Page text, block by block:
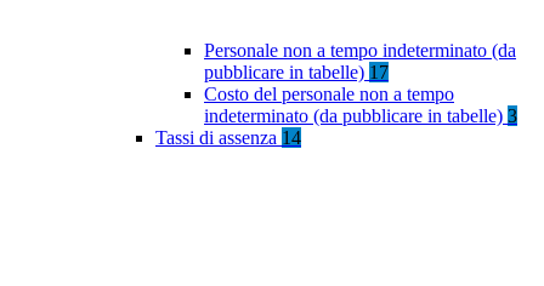
Personale non a tempo indeterminato (da
pubblicare in tabelle) 17
Costo del personale non a tempo
indeterminato (da pubblicare in tabelle) 3
Tassi di assenza 14